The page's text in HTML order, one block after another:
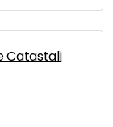
Catastali